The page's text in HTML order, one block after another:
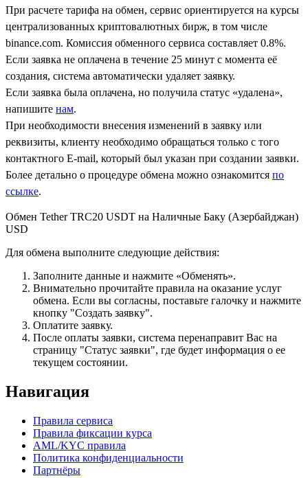
При расчете тарифа на обмен, сервис ориентируется на курсы
централизованных криптовалютных бирж, в том числе
binance.com. Комиссия обменного сервиса составляет 0.8%.
Если заявка не оплачена в течение 25 минут с момента её
создания, система автоматически удаляет заявку.
Если заявка была оплачена, но получила статус «удалена»,
напишите нам.
При необходимости внесения изменений в заявку или
реквизиты, клиенту необходимо обращаться только с того
контактного Е-mail, который был указан при создании заявки.
Более детально о процедуре обмена можно ознакомится по
ссылке.
Обмен Tether TRC20 USDT на Наличные Баку (Азербайджан)
USD
Для обмена выполните следующие действия:
Заполните данные и нажмите «Обменять».
Внимательно прочитайте правила на оказание услуг
обмена. Если вы согласны, поставьте галочку и нажмите
кнопку "Создать заявку".
Оплатите заявку.
После оплаты заявки, система перенаправит Вас на
страницу "Статус заявки", где будет информация о ее
текущем состоянии.
Навигация
Правила сервиса
Правила фиксации курса
AML/KYC правила
Политика конфиденциальности
Партнёры